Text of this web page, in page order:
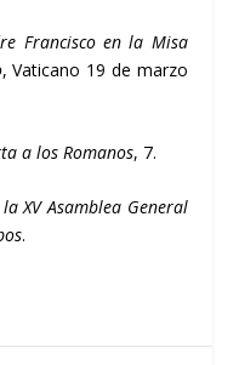
Francisco en la Misa
, Vaticano 19 de marzo
a los Romanos, 7.
XV Asamblea General
.